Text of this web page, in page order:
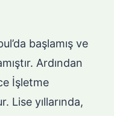
başlamış ve
Ardından
İşletme
Lise yıllarında,